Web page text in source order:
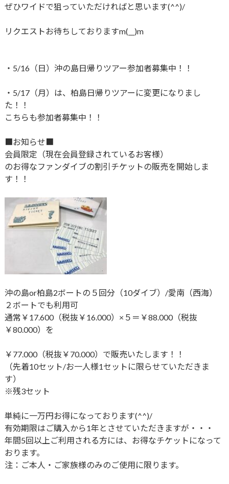
ぜひワイドで狙っていただければと思います(^^)/
リクエストお待ちしておりますm(__)m
・5/16（日）沖の島日帰りツアー参加者募集中！！
・5/17（月）は、柏島日帰りツアーに変更になりまし
た！！
こちらも参加者募集中！！
■お知らせ■
会員限定（現在会員登録されているお客様）
のお得なファンダイブの割引チケットの販売を開始しま
す！！
沖の島or柏島2ボートの５回分（10ダイブ）/愛南（西海）
２ボートでも利用可
通常￥17.600（税抜￥16.000）×５＝￥88.000（税抜
￥80.000）を
￥77.000（税抜￥70.000）で販売いたします！！
（先着10セット/お一人様1セットに限らせていただきま
す）
※残3セット
単純に一万円お得になっております(^^)/
有効期限はご購入から1年とさせていただきますが・・・
年間5回以上ご利用される方には、お得なチケットになって
おります。
注：ご本人・ご家族様のみのご使用に限ります。